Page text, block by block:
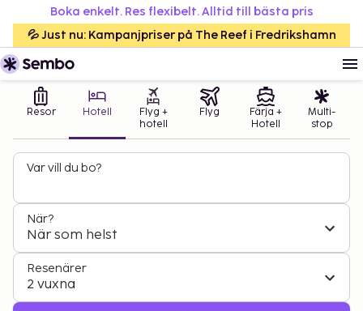
Boka enkelt. Res flexibelt. Alltid till bästa pris
💦 Just nu: Kampanjpriser på The Reef i Fredrikshamn
Resor Hotell
Flyg +
hotell
Flyg
Färja +
Hotell
Multi-
stop
Var vill du bo?
När?
När som helst
Resenärer
2 vuxna